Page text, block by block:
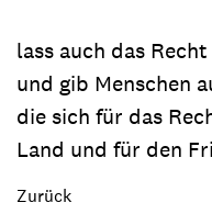
lass auch das
und gib Menschen
die sich für das
Land und für den
Zurück